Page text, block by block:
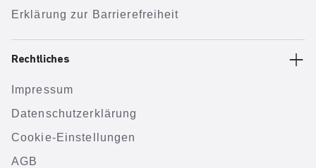
Erklärung zur Barrierefreiheit
Rechtliches
Impressum
Datenschutzerklärung
Cookie-Einstellungen
AGB